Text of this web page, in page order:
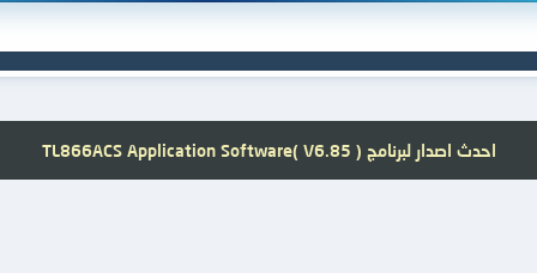
احدث اصدار لبرنامج TL866ACS Application Software( V6.85 )